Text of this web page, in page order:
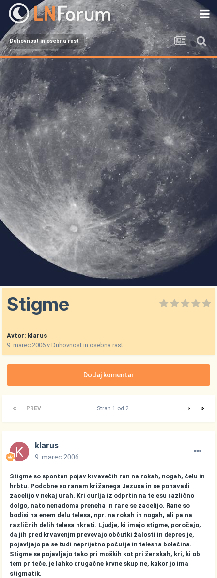
Duhovnost in osebna rast
Stigme
Avtor: klarus
9. marec 2006 vDuhovnost in osebna rast
Dodaj komentar
PREV >
Stran 1 od 2
klarus
9. marec 2006
Stigme so spontan pojav krvavečih ran na rokah, nogah, čelu in
hrbtu. Podobne so ranam križanega Jezusa in se ponavadi
zacelijo v nekaj urah. Kri curlja iz odprtin na telesu različno
dolgo, nato nenadoma preneha in rane se zacelijo. Rane so
bodisi na enem delu telesa, npr. na rokah in nogah, ali pa na
različnih delih telesa hkrati. Ljudje, ki imajo stigme, poročajo,
da jih pred krvavenjm prevevajo občutki žalosti in depresije,
pojavljajo pa se tudi neprijetno počutje in telesna bolečina.
Stigme se pojavljajo tako pri moških kot pri ženskah, kri, ki ob
tem priteče, je lahko drugačne krvne skupine, kakor jo ima
stigmatik.